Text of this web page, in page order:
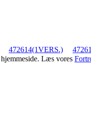
472614(1VERS.)
Læs vores